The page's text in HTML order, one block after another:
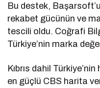
Bu destek,
rekabet gücünün ve
tescili oldu. Coğrafi
Türkiye’nin marka
Kıbrıs dahil
en güçlü CBS harita